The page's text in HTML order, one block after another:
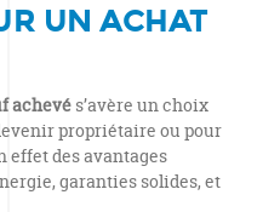
UN ACHAT
achevé s’avère un choix
propriétaire ou pour
effet des avantages
garanties solides, et